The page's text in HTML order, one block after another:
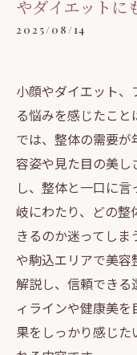
やダイエットに
2025/08/14
小顔やダイエット、
る悩みを感じたこ
では、整体の需要が
容姿や見た目の美し
し、整体と一口に
岐にわたり、どの
きるのか迷ってし
や駒込エリアで美
解説し、信頼できる
ィラインや健康美
果をしっかり感じた